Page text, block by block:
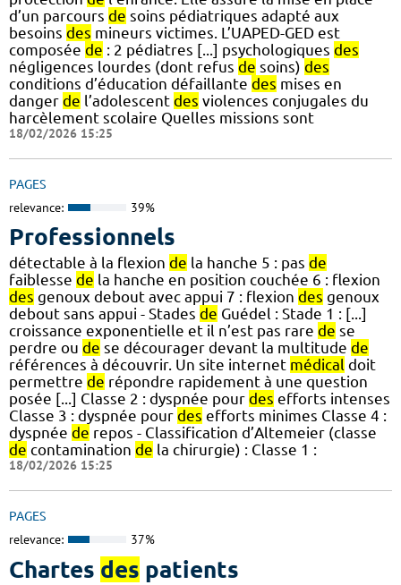
d’un parcours de soins pédiatriques adapté aux
besoins des mineurs victimes. L’UAPED-GED est
composée de : 2 pédiatres [...] psychologiques des
négligences lourdes (dont refus de soins) des
conditions d’éducation défaillante des mises en
danger de l’adolescent des violences conjugales du
harcèlement scolaire Quelles missions sont
18/02/2026 15:25
PAGES
relevance: 39%
Professionnels
détectable à la flexion de la hanche 5 : pas de
faiblesse de la hanche en position couchée 6 : flexion
des genoux debout avec appui 7 : flexion des genoux
debout sans appui - Stades de Guédel : Stade 1 : [...]
croissance exponentielle et il n’est pas rare de se
perdre ou de se décourager devant la multitude de
références à découvrir. Un site internet médical doit
permettre de répondre rapidement à une question
posée [...] Classe 2 : dyspnée pour des efforts intenses
Classe 3 : dyspnée pour des efforts minimes Classe 4 :
dyspnée de repos - Classification d’Altemeier (classe
de contamination de la chirurgie) : Classe 1 :
18/02/2026 15:25
PAGES
relevance: 37%
Chartes des patients